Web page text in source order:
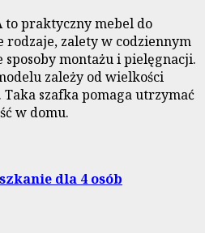
to praktyczny mebel do
rodzaje, zalety w codziennym
montażu i pielęgnacji.
zależy od wielkości
szafka pomaga utrzymać
w domu.
dla 4 osób